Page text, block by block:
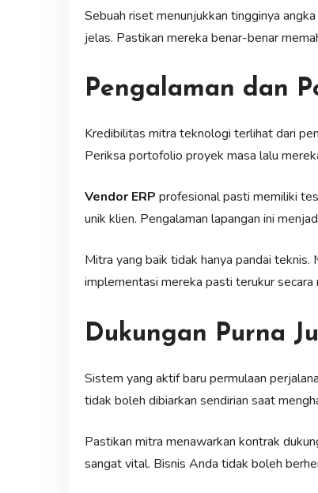
Sebuah riset menunjukkan tingginya
jelas. Pastikan mereka benar-benar
Pengalaman dan
Kredibilitas mitra teknologi terlihat dari
Periksa portofolio proyek masa lalu
Vendor ERP profesional pasti memiliki
unik klien. Pengalaman lapangan ini
Mitra yang baik tidak hanya pandai
implementasi mereka pasti terukur secara
Dukungan Purna
Sistem yang aktif baru permulaan
tidak boleh dibiarkan sendirian saat
Pastikan mitra menawarkan kontrak
sangat vital. Bisnis Anda tidak boleh